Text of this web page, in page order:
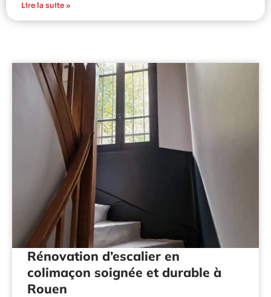
Lire la suite »
Rénovation d’escalier en
colimaçon soignée et durable à
Rouen